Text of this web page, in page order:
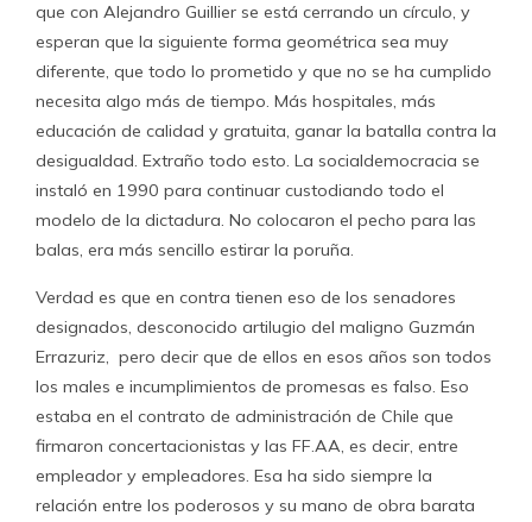
que con Alejandro Guillier se está cerrando un círculo, y
esperan que la siguiente forma geométrica sea muy
diferente, que todo lo prometido y que no se ha cumplido
necesita algo más de tiempo. Más hospitales, más
educación de calidad y gratuita, ganar la batalla contra la
desigualdad. Extraño todo esto. La socialdemocracia se
instaló en 1990 para continuar custodiando todo el
modelo de la dictadura. No colocaron el pecho para las
balas, era más sencillo estirar la poruña.
Verdad es que en contra tienen eso de los senadores
designados, desconocido artilugio del maligno Guzmán
Errazuriz, pero decir que de ellos en esos años son todos
los males e incumplimientos de promesas es falso. Eso
estaba en el contrato de administración de Chile que
firmaron concertacionistas y las FF.AA, es decir, entre
empleador y empleadores. Esa ha sido siempre la
relación entre los poderosos y su mano de obra barata